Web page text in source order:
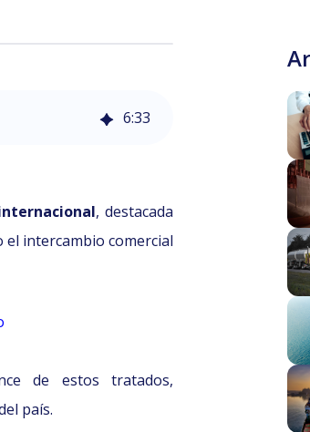
6:33
, destacada
intercambio comercial
de estos tratados,
país.